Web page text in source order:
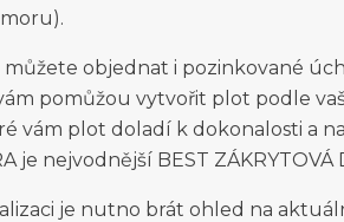
můžete objednat i pozinkované
pomůžou vytvořit plot podle
vám plot doladí k dokonalosti a
je nejvodnější BEST ZÁKRYTOVÁ
je nutno brát ohled na